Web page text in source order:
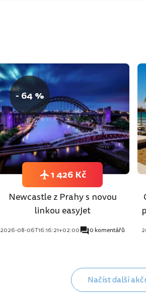
- 64 %
Newcastle z Prahy s novou
linkou easyJet
2026-08-06T16:16:21+02:00 0 komentářů
1 426 Kč
Načíst další